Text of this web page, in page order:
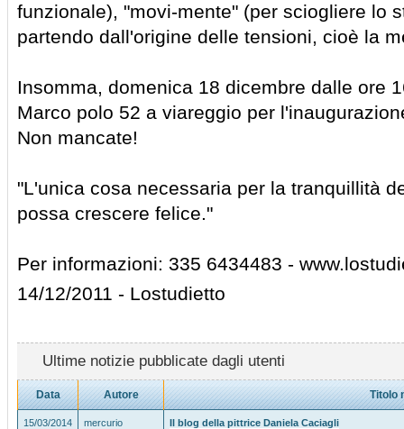
funzionale), "movi-mente" (per sciogliere lo
partendo dall'origine delle tensioni, cioè la
Insomma, domenica 18 dicembre dalle ore
Marco polo 52 a viareggio per
Non mancate!
"L'unica cosa necessaria per la tranquillità
possa crescere felice."
Per informazioni: 335 6434483 -
14/12/2011 - Lostudietto
Ultime notizie pubblicate dagli utenti
Data Autore Titolo
15/03/2014 mercurio Il blog della pittrice Daniela Caciagli